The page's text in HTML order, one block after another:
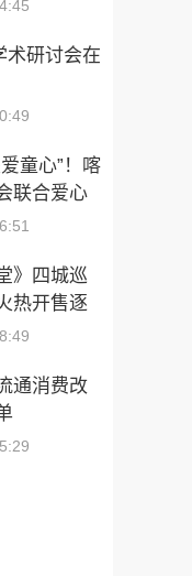
术研讨会在
童心”！喀
联合爱心
童福利院
》四城巡
热开售逐
通消费改